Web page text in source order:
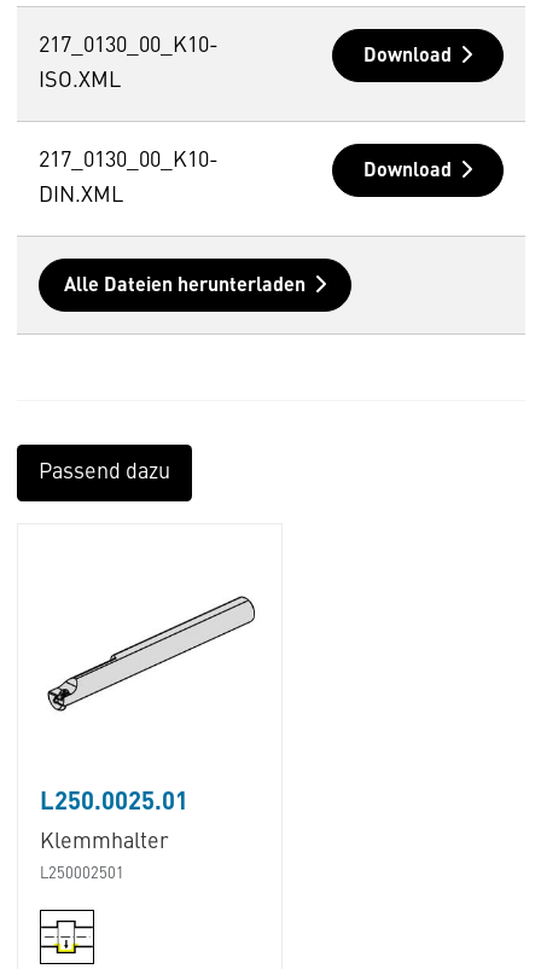
217_0130_00_K10-
ISO.XML
Download
217_0130_00_K10-
DIN.XML
Download
Alle Dateien herunterladen
Passend dazu
L250.0025.01
Klemmhalter
L250002501